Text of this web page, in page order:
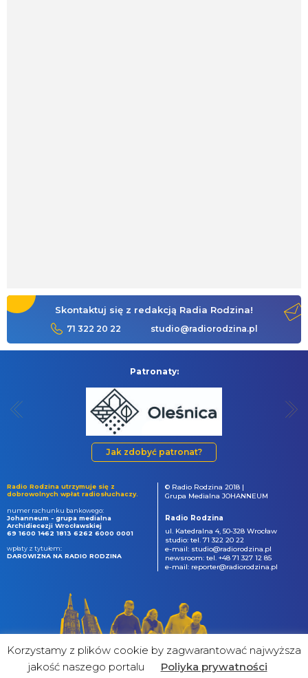
Skontaktuj się z redakcją Radia Rodzina!
71 322 20 22 studio@radiorodzina.pl
Patronaty:
Jak zdobyć patronat?
Radio Rodzina utrzymuje się z
dobrowolnych wpłat radiosłuchaczy.
numer rachunku bankowego:
Johanneum - grupa medialna
Archidiecezji Wrocławskiej
69 1600 1462 1813 6262 6000 0001
wpłaty z tytułem:
DAROWIZNA NA RADIO RODZINA
© Radio Rodzina 2018 |
Grupa Medialna JOHANNEUM
Radio Rodzina
ul. Katedralna 4, 50-328 Wrocław
studio: tel. 71 322 20 22
e-mail: studio@radiorodzina.pl
newsroom: tel. +48 71 327 12 85
e-mail: reporter@radiorodzina.pl
Korzystamy z plików cookie by zagwarantować najwyższa
jakość naszego portalu
Poliyka prywatności